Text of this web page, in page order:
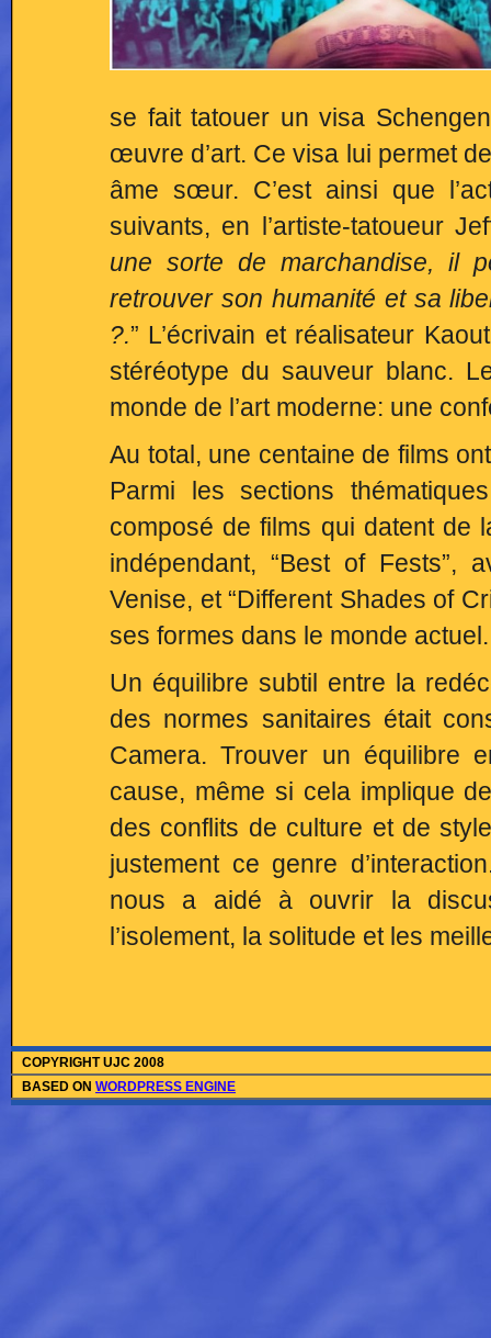
se fait tatouer un visa
œuvre d’art. Ce visa lui permet
âme sœur. C’est ainsi que
suivants, en l’artiste-tatoueur
une sorte de marchandise, il
retrouver son humanité et sa
?.” L’écrivain et réalisateur
stéréotype du sauveur blanc.
monde de l’art moderne: une
Au total, une centaine de films
Parmi les sections
composé de films qui datent de
indépendant, “Best of
Venise, et “Different Shades of
ses formes dans le monde actuel.
Un équilibre subtil entre la
des normes sanitaires était
Camera. Trouver un équilibre
cause, même si cela implique
des conflits de culture et de
justement ce genre
nous a aidé à ouvrir la
l’isolement, la solitude et les
COPYRIGHT UJC 2008
BASED ON WORDPRESS ENGINE